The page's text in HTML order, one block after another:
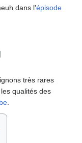
dans l'épisode
très rares
qualités des